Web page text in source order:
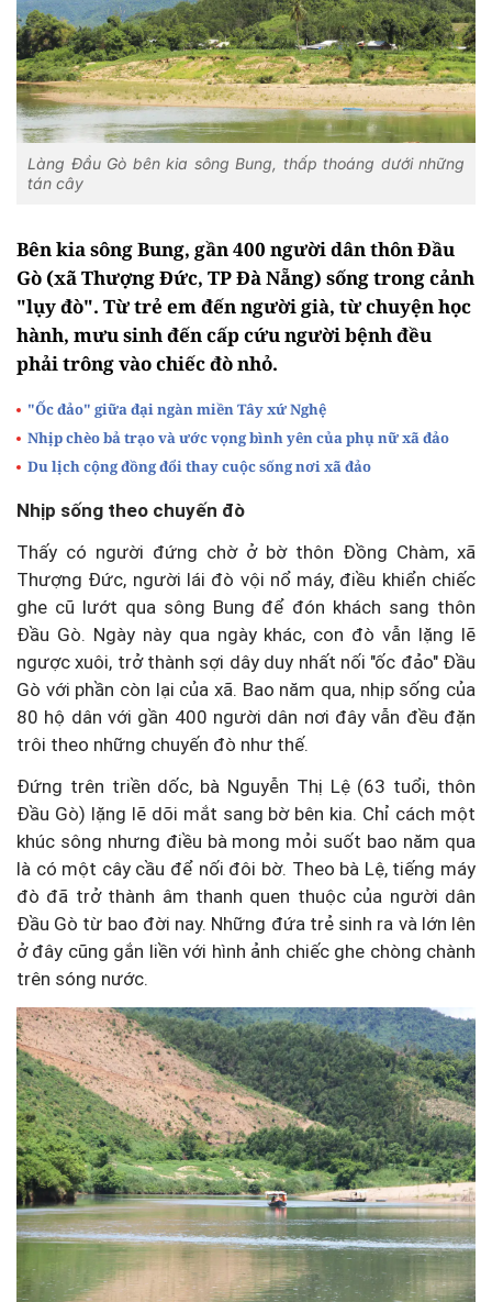
Làng Đầu Gò bên kia sông Bung, thấp thoáng dưới những
tán cây
Bên kia sông Bung, gần 400 người dân thôn Đầu
Gò (xã Thượng Đức, TP Đà Nẵng) sống trong cảnh
"lụy đò". Từ trẻ em đến người già, từ chuyện học
hành, mưu sinh đến cấp cứu người bệnh đều
phải trông vào chiếc đò nhỏ.
"Ốc đảo" giữa đại ngàn miền Tây xứ Nghệ
Nhịp chèo bả trạo và ước vọng bình yên của phụ nữ xã đảo
Du lịch cộng đồng đổi thay cuộc sống nơi xã đảo
Nhịp sống theo chuyến đò
Thấy có người đứng chờ ở bờ thôn Đồng Chàm, xã
Thượng Đức, người lái đò vội nổ máy, điều khiển chiếc
ghe cũ lướt qua sông Bung để đón khách sang thôn
Đầu Gò. Ngày này qua ngày khác, con đò vẫn lặng lẽ
ngược xuôi, trở thành sợi dây duy nhất nối "ốc đảo" Đầu
Gò với phần còn lại của xã. Bao năm qua, nhịp sống của
80 hộ dân với gần 400 người dân nơi đây vẫn đều đặn
trôi theo những chuyến đò như thế.
Đứng trên triền dốc, bà Nguyễn Thị Lệ (63 tuổi, thôn
Đầu Gò) lặng lẽ dõi mắt sang bờ bên kia. Chỉ cách một
khúc sông nhưng điều bà mong mỏi suốt bao năm qua
là có một cây cầu để nối đôi bờ. Theo bà Lệ, tiếng máy
đò đã trở thành âm thanh quen thuộc của người dân
Đầu Gò từ bao đời nay. Những đứa trẻ sinh ra và lớn lên
ở đây cũng gắn liền với hình ảnh chiếc ghe chòng chành
trên sóng nước.